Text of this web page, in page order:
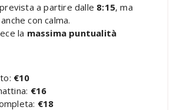
prevista a partire dalle 8:15, ma
con calma.
la massima puntualità
€10
€16
€18